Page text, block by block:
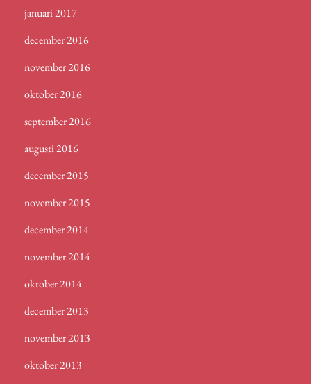
januari 2017
december 2016
november 2016
oktober 2016
september 2016
augusti 2016
december 2015
november 2015
december 2014
november 2014
oktober 2014
december 2013
november 2013
oktober 2013